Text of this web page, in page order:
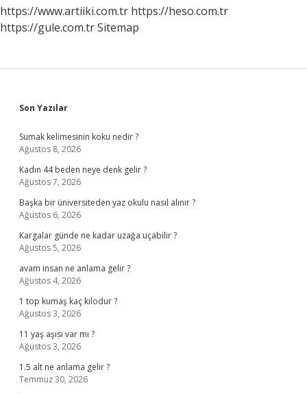
https://www.artiiki.com.tr https://heso.com.tr
https://gule.com.trSitemap
Sidebar
Son Yazılar
Sumak kelimesinin koku nedir ?
Ağustos 8, 2026
Kadın 44 beden neye denk gelir ?
Ağustos 7, 2026
Başka bir üniversiteden yaz okulu nasıl alınır ?
Ağustos 6, 2026
Kargalar günde ne kadar uzağa uçabilir ?
Ağustos 5, 2026
avam insan ne anlama gelir ?
Ağustos 4, 2026
1 top kumaş kaç kilodur ?
Ağustos 3, 2026
11 yaş aşısı var mı ?
Ağustos 3, 2026
1.5 alt ne anlama gelir ?
Temmuz 30, 2026